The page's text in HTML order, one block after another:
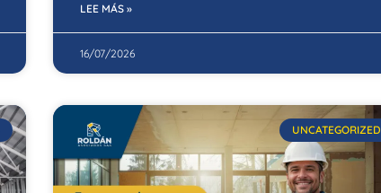
LEE MÁS »
16/07/2026
UNCATEGORIZED